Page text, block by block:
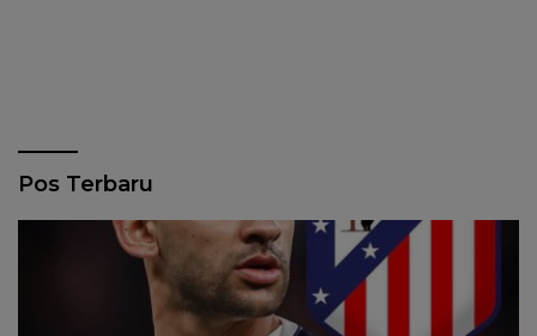
Pos Terbaru